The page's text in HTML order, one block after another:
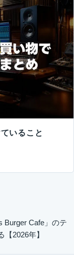
いること
Burger Cafe」のテ
2026年】